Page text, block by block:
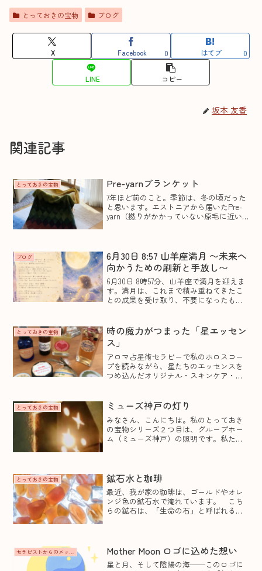
とっておきの宝物 ブログ
X Facebook 0 はてブ 0
LINE コピー
坂本 友香
関連記事
とっておきの宝物 Pre-yarnブランケット
7年ほど前のこと。季節は、冬の頃だった
と思います。エストニアから届いたPre-
yarn（撚りがかかっていない原毛に近い
いきます...
ブログ
6月30日 8:57 山羊座満月 〜未来へ
向かうための刷新と手放し〜
6月30日 8時57分、山羊座で満月を迎えま
す。満月は、これまで積み重ねてきたこ
との成果を受け取り、不要になったもの
運ぶ天使」です。天使が運ぶハープは、
人生の調和や美...
とっておきの宝物
時の魔力がつまった「星エッセン
ス」
アロマ占星術セラピーで私のホロスコー
プを読みながら、星たちのエッセンスを
つめ込んだオリジナル・スキンケア・グ
必要なアロマブレンドの誕生。アロマ占
星術セラピーとは、ホロス...
とっておきの宝物 ミューズ神戸の灯り
みなさん、こんにちは。私のとっておき
の宝物シリーズ２つ目は、グループホー
ム（ミューズ神戸）の照明です。私たち
届ける手作りの照明。ここ...
とっておきの宝物 鉱石水と珈琲
最近、我が家の珈琲は、ゴールドやオレ
ンジ色の鉱石水で淹れています。 こち
らの鉱石は、「生命の石」と呼ばれるカ
セラピストからのメッセージ Mother Moon ロゴに込めた想い
星と月、そして陰陽の海──このロゴに